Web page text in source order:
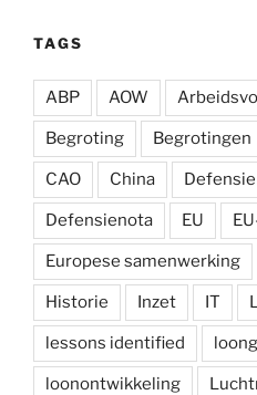
TAGS
ABP AOW
Begroting Begrotingen
CAO China Defensie
Defensienota EU
Europese samenwerking
Historie Inzet IT
lessons identified
loonontwikkeling